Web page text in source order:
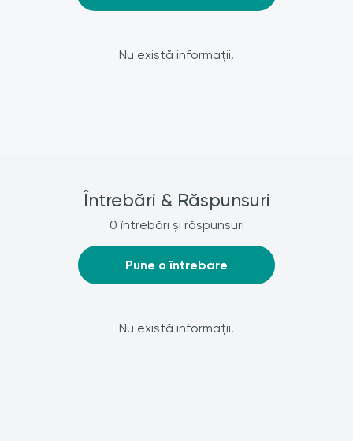
Nu există informații.
Întrebări & Răspunsuri
0 întrebări și răspunsuri
Pune o întrebare
Nu există informații.